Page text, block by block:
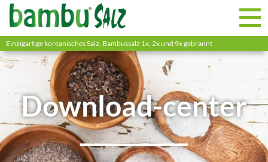
Einzigartige koreanisches Salz, Bambussalz 1x, 2x und 9x gebrannt
Download-center